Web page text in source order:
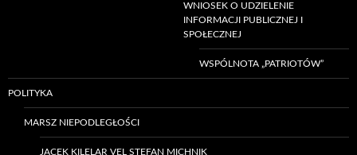
WNIOSEK O UDZIELENIE
INFORMACJI PUBLICZNEJ I
SPOŁECZNEJ
WSPÓLNOTA „PATRIOTÓW”
POLITYKA
MARSZ NIEPODLEGŁOŚCI
JACEK KILELAR VEL STEFAN MICHNIK